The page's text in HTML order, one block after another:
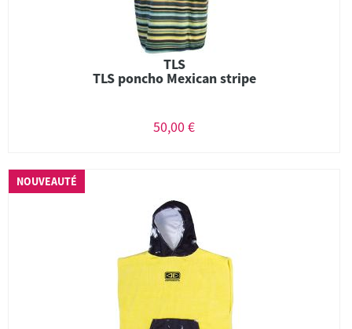
TLS
TLS poncho Mexican stripe
50,00 €
NOUVEAUTÉ